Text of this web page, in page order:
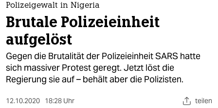
themen
politik
öko
gesellschaft
Polizeigewalt in Nigeria
Brutale Polizeieinheit
aufgelöst
Gegen die Brutalität der Polizeieinheit SARS hatte
sich massiver Protest geregt. Jetzt löst die
Regierung sie auf – behält aber die Polizisten.
12.10.2020 18:28 Uhr teilen